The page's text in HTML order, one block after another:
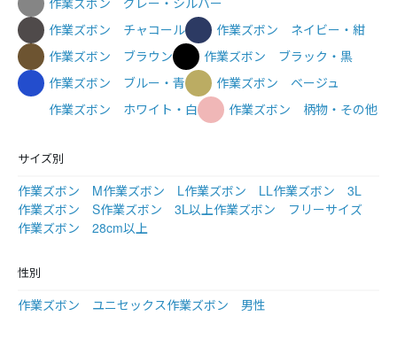
作業ズボン チャコール
作業ズボン ネイビー・紺
作業ズボン ブラウン
作業ズボン ブラック・黒
作業ズボン ブルー・青
作業ズボン ベージュ
作業ズボン ホワイト・白
作業ズボン 柄物・その他
サイズ別
作業ズボン M作業ズボン L作業ズボン LL作業ズボン 3L
作業ズボン S作業ズボン 3L以上作業ズボン フリーサイズ
作業ズボン 28cm以上
性別
作業ズボン ユニセックス作業ズボン 男性